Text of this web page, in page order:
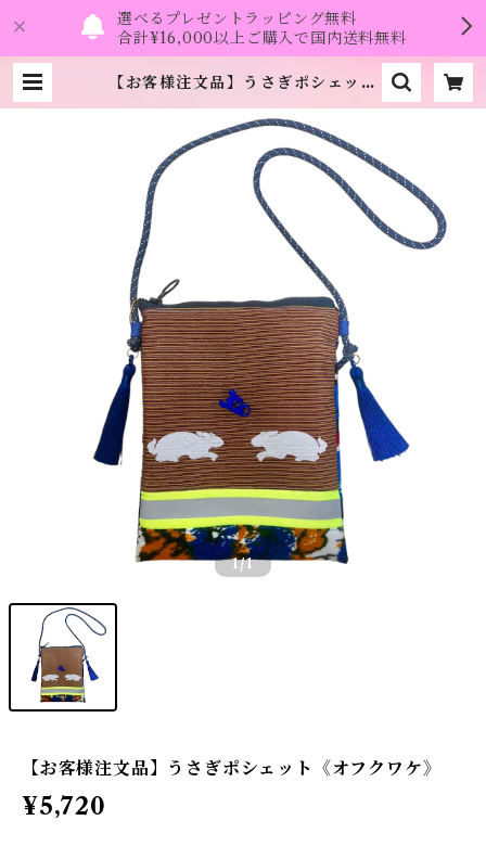
選べるプレゼントラッピング無料
合計¥16,000以上ご購入で国内送料無料
【お客様注文品】うさぎポシェット
1/1
【お客様注文品】うさぎポシェット《オフクワケ》
¥5,720